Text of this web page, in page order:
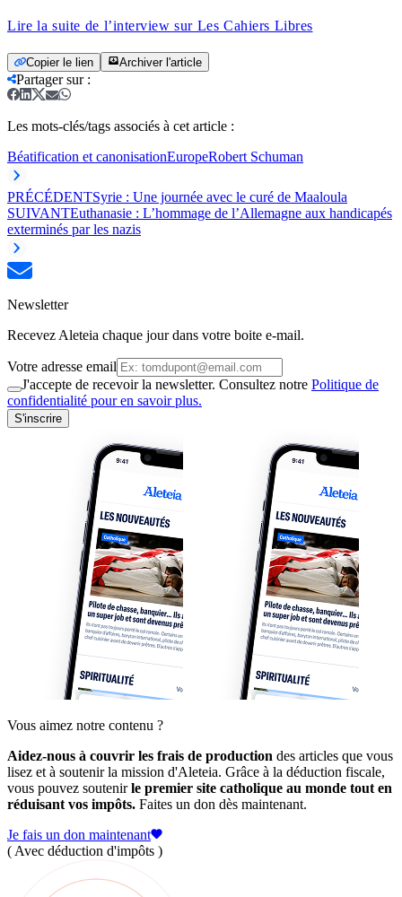
Lire la suite de l’interview sur Les Cahiers Libres
Copier le lien Archiver l'article
Partager sur:
Les mots-clés/tags associés à cet article :
Béatification et canonisationEuropeRobert Schuman
PRÉCÉDENTSyrie : Une journée avec le curé de Maaloula
SUIVANTEuthanasie : L’hommage de l’Allemagne aux handicapés
exterminés par les nazis
Newsletter
Recevez Aleteia chaque jour dans votre boite e-mail.
Votre adresse email
J'accepte de recevoir la newsletter. Consultez notre Politique de
confidentialité pour en savoir plus.
S'inscrire
Vous aimez notre contenu ?
Aidez-nous à couvrir les frais de production des articles que vous
lisez et à soutenir la mission d'Aleteia. Grâce à la déduction fiscale,
vous pouvez soutenirle premier site catholique au monde tout en
réduisant vos impôts. Faites un don dès maintenant.
Je fais un don maintenant
( Avec déduction d'impôts )